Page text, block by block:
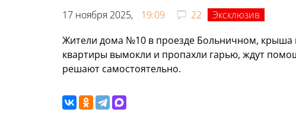
17 ноября 2025, 19:09 22
Эксклюзив
Жители дома №10 в проезде Больничном, крыша
квартиры вымокли и пропахли гарью, ждут
решают самостоятельно.